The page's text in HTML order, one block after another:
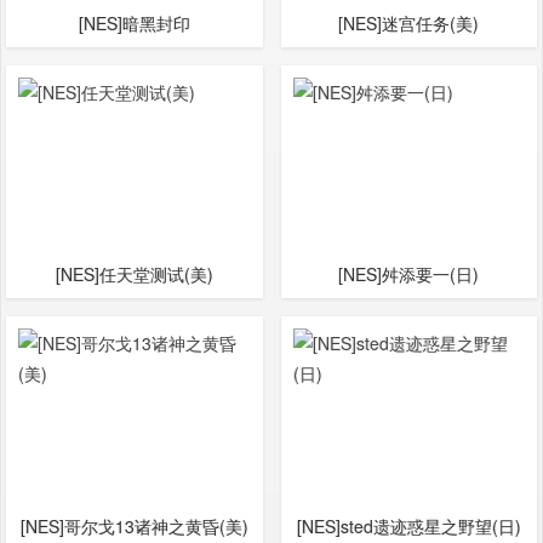
[NES]暗黑封印 [NES]迷宫任务(美)
[NES]任天堂测试(美) [NES]舛添要一(日)
[NES]哥尔戈13诸神之黄昏(美) [NES]sted遗迹惑星之野望(日)